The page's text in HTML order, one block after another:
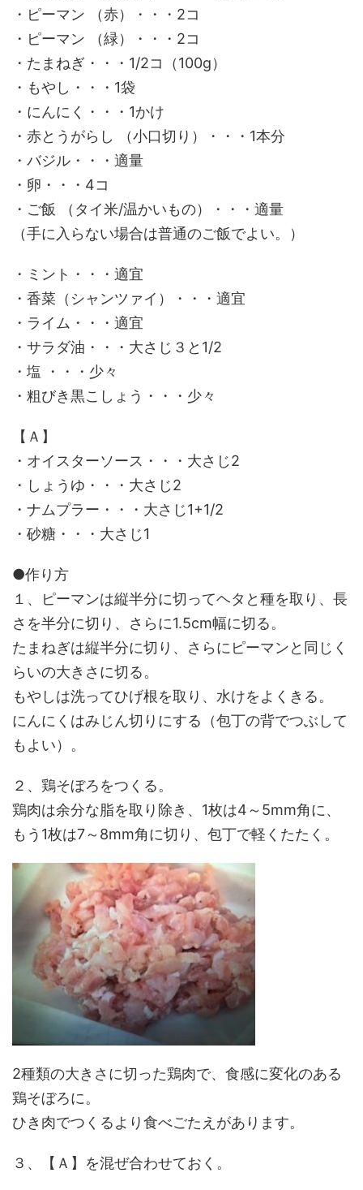
・ピーマン （赤）・・・2コ
・ピーマン （緑）・・・2コ
・たまねぎ・・・1/2コ（100g）
・もやし・・・1袋
・にんにく・・・1かけ
・赤とうがらし （小口切り）・・・1本分
・バジル・・・適量
・卵・・・4コ
・ご飯 （タイ米/温かいもの）・・・適量
（手に入らない場合は普通のご飯でよい。）
・ミント・・・適宜
・香菜（シャンツァイ）・・・適宜
・ライム・・・適宜
・サラダ油・・・大さじ３と1/2
・塩 ・・・少々
・粗びき黒こしょう・・・少々
【Ａ】
・オイスターソース・・・大さじ2
・しょうゆ・・・大さじ2
・ナムプラー・・・大さじ1+1/2
・砂糖・・・大さじ1
●作り方
１、ピーマンは縦半分に切ってヘタと種を取り、長
さを半分に切り、さらに1.5cm幅に切る。
たまねぎは縦半分に切り、さらにピーマンと同じく
らいの大きさに切る。
もやしは洗ってひげ根を取り、水けをよくきる。
にんにくはみじん切りにする（包丁の背でつぶして
もよい）。
２、鶏そぼろをつくる。
鶏肉は余分な脂を取り除き、1枚は4～5mm角に、
もう1枚は7～8mm角に切り、包丁で軽くたたく。
2種類の大きさに切った鶏肉で、食感に変化のある
鶏そぼろに。
ひき肉でつくるより食べごたえがあります。
３、【Ａ】を混ぜ合わせておく。